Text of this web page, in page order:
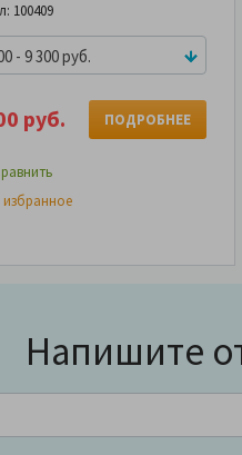
100409
- 9 300 руб.
руб. ПОДРОБНЕЕ
избранное
Напишите